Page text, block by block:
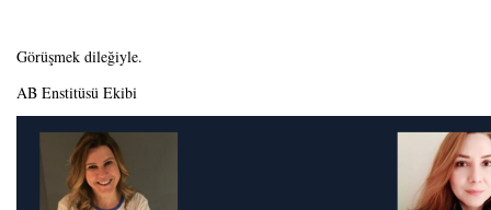
Görüşmek dileğiyle.
AB Enstitüsü Ekibi